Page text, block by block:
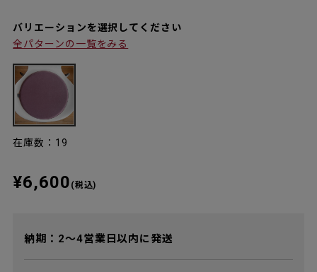
バリエーションを選択してください
全パターンの一覧をみる
在庫数：19
¥6,600 (税込)
納期：2～4営業日以内に発送